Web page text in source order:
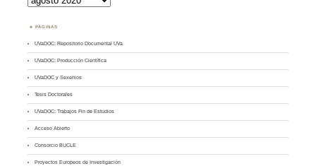
PÁGINAS
UVaDOC: Repositorio Documental UVa
UVaDOC: Producción Científica
UVaDOC y Sexenios
Tesis Doctorales
UVaDOC: Trabajos Fin de Estudios
Acceso Abierto
Consorcio BUCLE
Proyectos Europeos de Investigación